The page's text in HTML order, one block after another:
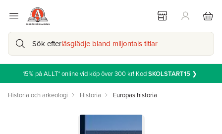
Sök efterläsglädje bland miljontals titlar
15% på ALLT* online vid köp över 300 kr! KodSKOLSTART15 ❯
Historia och arkeologi Historia Europas historia